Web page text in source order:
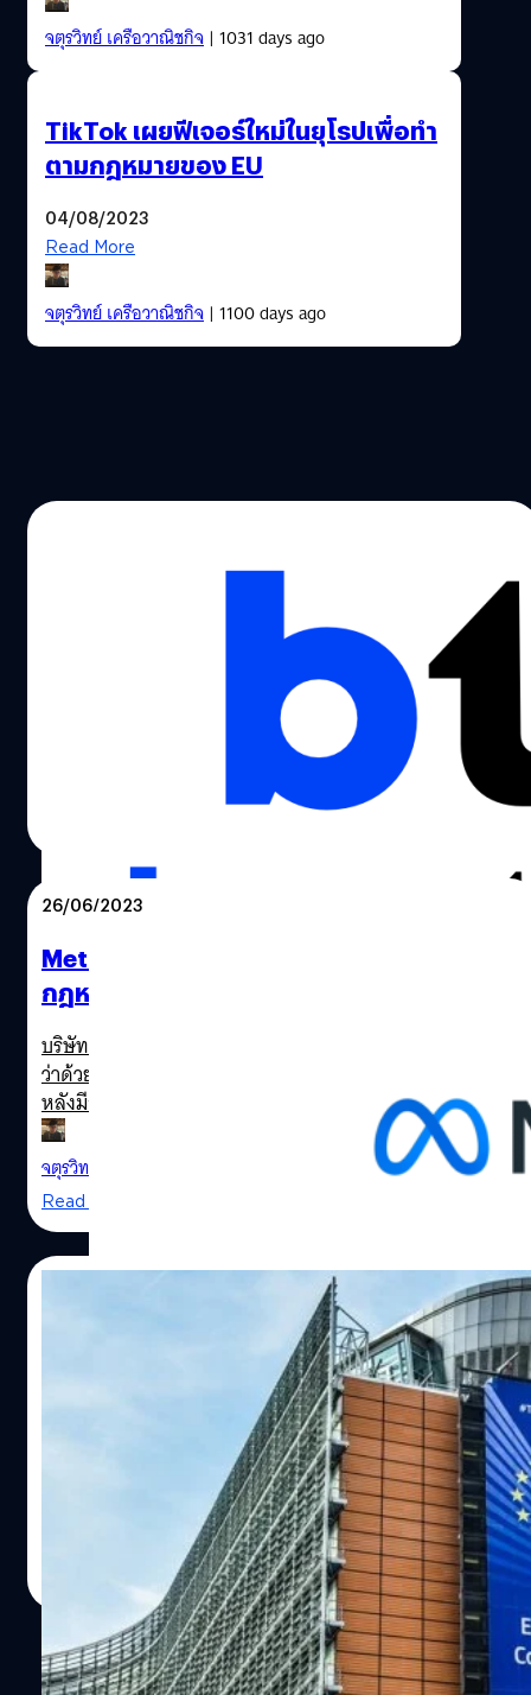
จตุรวิทย์ เครือวาณิชกิจ| 1031 days ago
TikTok เผยฟีเจอร์ใหม่ในยุโรปเพื่อทำ
ตามกฎหมายของ EU
04/08/2023
Read More
จตุรวิทย์ เครือวาณิชกิจ| 1100 days ago
EU – ญี่ปุ่นกระชับความร่วมมือพัฒนาห่วงโซ่
เทียร์รี เบรตง (Thierry Breton) คณะกรรมการยุโรปฝ่าย
อุตสาหกรรมชี้ว่าสหภาพยุโรป (EU) จะกระชับความร่วมมือ
| 1132 days ago
26/06/2023
Meta ได้ข้อยุติกับ EU ในเรื่องการทดสอบ
กฎหมายดิจิทัล
บริษัท Meta และสหภาพยุโรปตกลงกันที่จะทดสอบกฎหมาย
ว่าด้วยเนื้อหาออนไลน์ของยุโรปในเดือนกรกฎาคมที่จะถึงนี้
หลังมีการเรียกร้องให้ Meta รีบแก้ไขเนื้อหาที่เจาะกลุ่มเยาวชน
จตุรวิทย์ เครือวาณิชกิจ
Read More
ยุโรปอนุมัติเงินลงทุน 300,000 ล้านให้กับ
โครงการพัฒนาเทคโนโลยี
คณะกรรมาธิการยุโรป (EC) อนุมัติงบประมาณ 8,100 ล้านยูโร
(ราว 302,598 ล้านบาท) เพื่อสนับสนุนโครงการเทคโนโลยี
ไมโครอิเล็กทรอนิกส์และการสื่อสาร
จตุรวิทย์ เครือวาณิชกิจ| 1157 days ago